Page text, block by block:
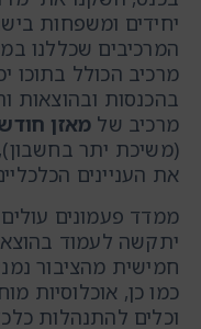
יחידים ומשפחות
המרכיבים שכללנו
מרכיב הכולל בתוכו
בהכנסות ובהוצאות
מרכיב של מאזן
(משיכת יתר בחשבון),
את העניינים
יתקשה לעמוד
חמישית מהציבור
כמו כן, אוכלוסיות
וכלים להתנהלות